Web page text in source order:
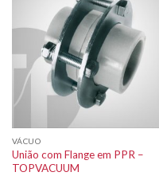
VÁCUO
União com Flange em PPR –
TOPVACUUM